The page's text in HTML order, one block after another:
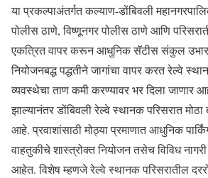
या प्रकल्पाअंतर्गत कल्याण-डोंबिवली
पोलीस ठाणे, विष्णूनगर पोलीस ठाणे आणि
एकत्रित वापर करून आधुनिक सॅटीस संकुल
नियोजनबद्ध पद्धतीने जागांचा वापर करत रेल्वे
व्यवस्थेचा ताण कमी करण्यावर भर दिला जाणार
झाल्यानंतर डोंबिवली रेल्वे स्थानक परिसरात
आहे. प्रवाशांसाठी मोठ्या प्रमाणात आधुनिक पार्किंग
वाहतुकीचे शास्त्रोक्त नियोजन तसेच विविध
आहेत. विशेष म्हणजे रेल्वे स्थानक परिसरातील